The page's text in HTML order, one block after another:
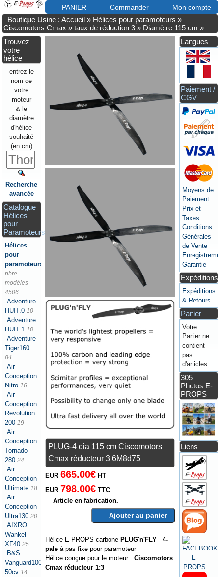
PANIER Commander Mon compte
Boutique Usine : Accueil » Hélices pour paramoteurs »
Ciscomotors Cmax »taux de réduction 3 » Diamètre 115 cm »
Trouvez
votre
hélice
entrez le
nom de
votre
moteur
& le
diamètre
d'hélice
souhaité
(en cm)
Recherche
avancée
Catalogue
Hélices
pour
Paramoteurs
Hélices
pour
paramoteurs
nbre
modèles
4506
Adventure
HUIT.0 10
Adventure
HUIT.1 10
Adventure
Tiger160
84
Air
Conception
Nitro 16
Air
Conception
Revolution
200 19
Air
Conception
Tornado
280 24
Air
Conception
Ultimate 18
Air
Conception
Ultra130 20
AIXRO
Wankel
XF40 25
B&S
Vanguard1000
50cv 14
PLUG-4 dia 115 cm Ciscomotors
Cmax réducteur 3 6M8d75
EUR665.00€ HT
EUR 798.00€ TTC
Article en fabrication.
Ajouter au panier
Hélice E-PROPS carbone PLUG'n'FLY 4-
pale à pas fixe pour paramoteur
Hélice conçue pour le moteur :Ciscomotors
Cmax réducteur 1:3
Langues
Paiement /
CGV
Moyens de
Paiement
Prix et
Taxes
Conditions
Générales
de Vente
Garantie
Expéditions
Expéditions
& Retours
Panier
Votre
Panier ne
contient
pas
d'articles
305
Photos E-
PROPS
Liens